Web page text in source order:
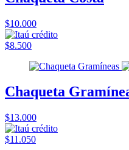
$10.000
$8.500
Chaqueta
$13.000
$11.050